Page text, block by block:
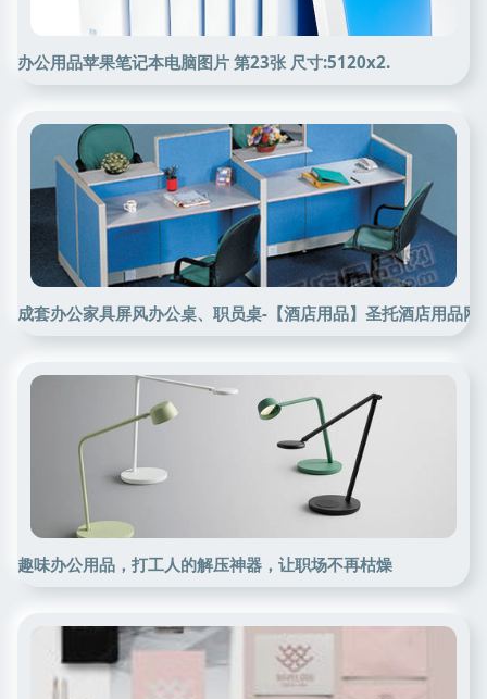
办公用品苹果笔记本电脑图片 第23张 尺寸:5120x2.
成套办公家具屏风办公桌、职员桌-【酒店用品】圣托酒店用品
趣味办公用品，打工人的解压神器，让职场不再枯燥